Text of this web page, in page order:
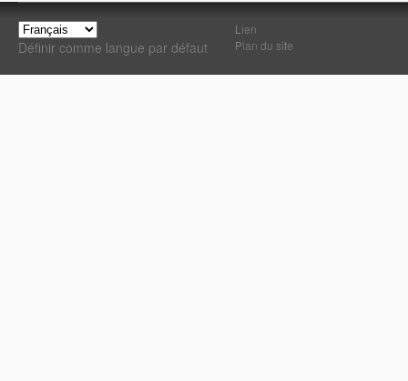
Définir comme langue par défaut
Lien
Plan du site